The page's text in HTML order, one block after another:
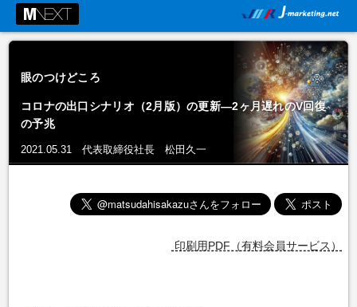
眼のつけどころ
コロナの出口シナリオ（2月版）の更新―2ヶ月遅れのV回復
の予兆
2021.05.31 代表取締役社長 松田久一
印刷用PDF（有料会員サービス）